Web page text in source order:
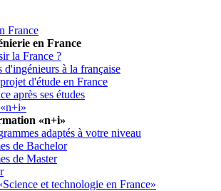
France
en France
la France ?
d'ingénieurs à la française
d'étude en France
après ses études
«n+i»
adaptés à votre niveau
de Bachelor
de Master
et technologie en France»